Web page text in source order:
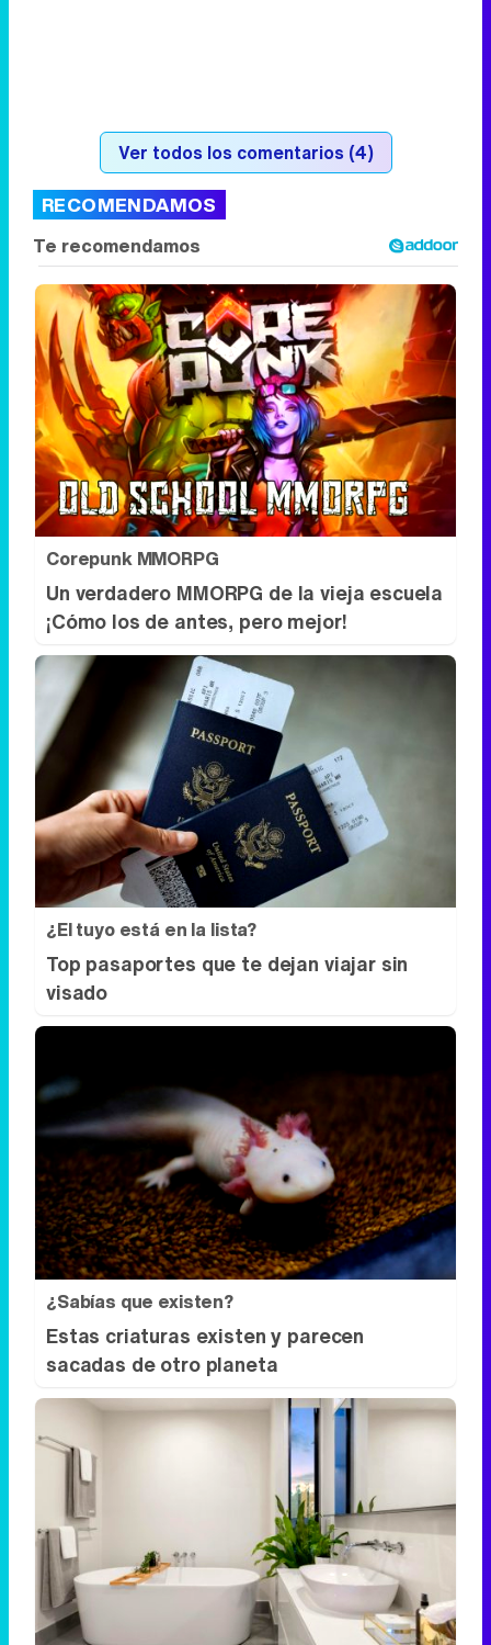
Ver todos los comentarios (4)
RECOMENDAMOS
Corepunk MMORPG
Un verdadero MMORPG de la vieja escuela
¡Cómo los de antes, pero mejor!
¿El tuyo está en la lista?
Top pasaportes que te dejan viajar sin
visado
¿Sabías que existen?
Estas criaturas existen y parecen
sacadas de otro planeta